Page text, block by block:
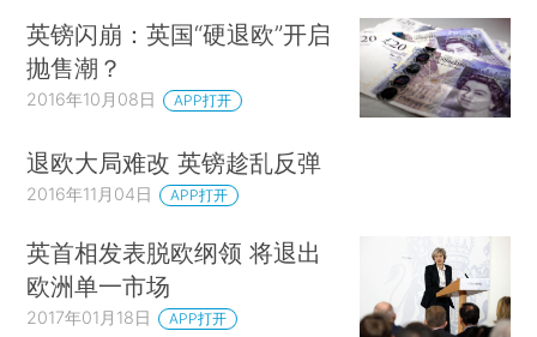
英镑闪崩：英国“硬退欧”开启
抛售潮？
2016年10月08日 APP打开
退欧大局难改 英镑趁乱反弹
2016年11月04日 APP打开
英首相发表脱欧纲领 将退出
欧洲单一市场
2017年01月18日 APP打开